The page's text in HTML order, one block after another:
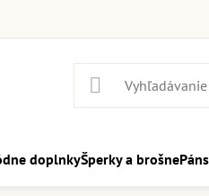
doplnkyŠperky a brošne